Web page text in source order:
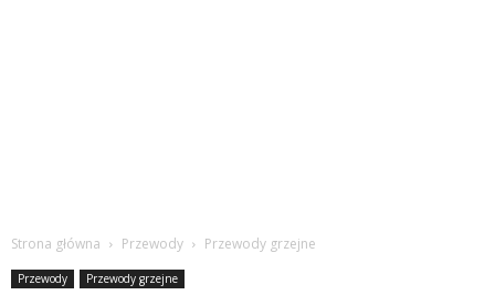
Strona główna Przewody Przewody grzejne
Przewody Przewody grzejne